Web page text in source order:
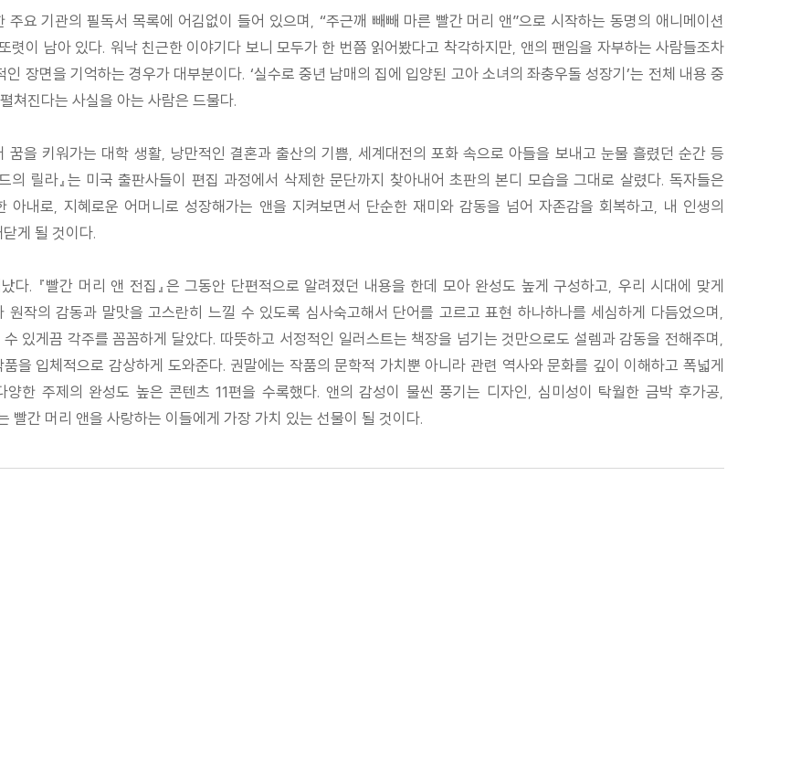
주요 기관의 필독서 목록에 어김없이 들어 있으며, “주근깨 빼빼 마른 빨간 머리 앤”으로 시작하는 동명의 애니메이션
이 남아 있다. 워낙 친근한 이야기다 보니 모두가 한 번쯤 읽어봤다고 착각하지만, 앤의 팬임을 자부하는 사람들조차
장면을 기억하는 경우가 대부분이다. ‘실수로 중년 남매의 집에 입양된 고아 소녀의 좌충우돌 성장기’는 전체 내용 중
쳐진다는 사실을 아는 사람은 드물다.
꿈을 키워가는 대학 생활, 낭만적인 결혼과 출산의 기쁨, 세계대전의 포화 속으로 아들을 보내고 눈물 흘렸던 순간 등
의 릴라』는 미국 출판사들이 편집 과정에서 삭제한 문단까지 찾아내어 초판의 본디 모습을 그대로 살렸다. 독자들은
아내로, 지혜로운 어머니로 성장해가는 앤을 지켜보면서 단순한 재미와 감동을 넘어 자존감을 회복하고, 내 인생의
게 될 것이다.
. 『빨간 머리 앤 전집』은 그동안 단편적으로 알려졌던 내용을 한데 모아 완성도 높게 구성하고, 우리 시대에 맞게
작의 감동과 말맛을 고스란히 느낄 수 있도록 심사숙고해서 단어를 고르고 표현 하나하나를 세심하게 다듬었으며,
있게끔 각주를 꼼꼼하게 달았다. 따뜻하고 서정적인 일러스트는 책장을 넘기는 것만으로도 설렘과 감동을 전해주며,
을 입체적으로 감상하게 도와준다. 권말에는 작품의 문학적 가치뿐 아니라 관련 역사와 문화를 깊이 이해하고 폭넓게
한 주제의 완성도 높은 콘텐츠 11편을 수록했다. 앤의 감성이 물씬 풍기는 디자인, 심미성이 탁월한 금박 후가공,
빨간 머리 앤을 사랑하는 이들에게 가장 가치 있는 선물이 될 것이다.